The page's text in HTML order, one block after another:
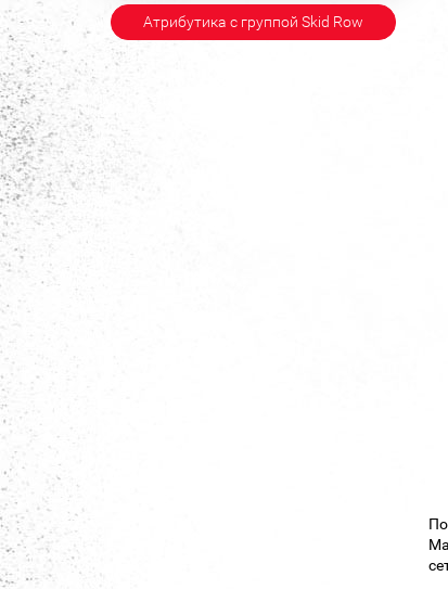
Атрибутика с группой Skid Row